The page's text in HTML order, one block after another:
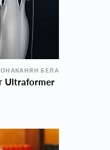
БЕЛА
Ultraformer